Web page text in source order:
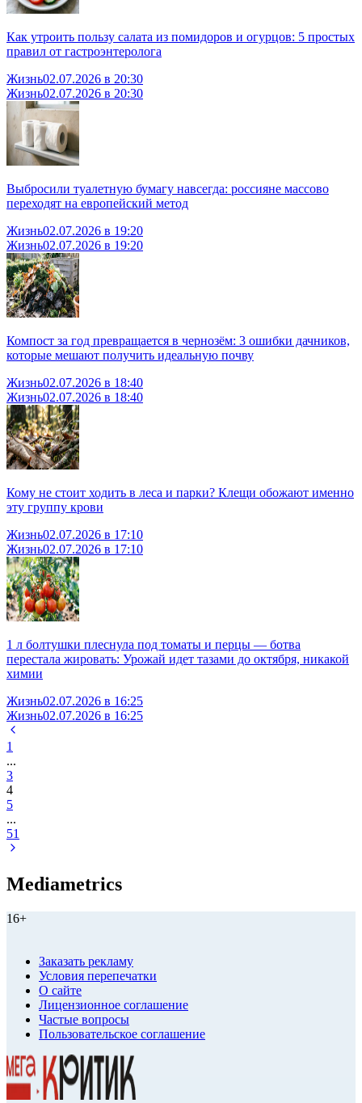
Как утроить пользу салата из помидоров и огурцов: 5 простых
правил от гастроэнтеролога
Жизнь02.07.2026 в 20:30
Жизнь02.07.2026 в 20:30
Выбросили туалетную бумагу навсегда: россияне массово
переходят на европейский метод
Жизнь02.07.2026 в 19:20
Жизнь02.07.2026 в 19:20
Компост за год превращается в чернозём: 3 ошибки дачников,
которые мешают получить идеальную почву
Жизнь02.07.2026 в 18:40
Жизнь02.07.2026 в 18:40
Кому не стоит ходить в леса и парки? Клещи обожают именно
эту группу крови
Жизнь02.07.2026 в 17:10
Жизнь02.07.2026 в 17:10
1 л болтушки плеснула под томаты и перцы — ботва
перестала жировать: Урожай идет тазами до октября, никакой
химии
Жизнь02.07.2026 в 16:25
Жизнь02.07.2026 в 16:25
1
...
3
4
5
...
51
Mediametrics
16+
Заказать рекламу
Условия перепечатки
О сайте
Лицензионное соглашение
Частые вопросы
Пользовательское соглашение